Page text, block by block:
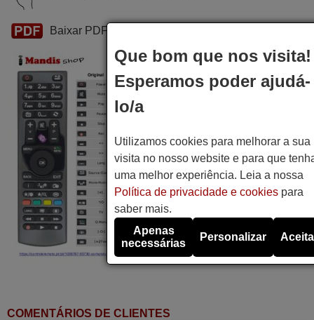
Baixar PDF
COMENTÁRIOS DE CLIENTES
Que bom que nos visita!
Esperamos poder ajudá-
lo/a
Utilizamos cookies para melhorar a sua
visita no nosso website e para que
uma melhor experiência. Leia a nossa
Política de privacidade e cookiespara
saber mais.
Apenas
necessárias
Personalizar